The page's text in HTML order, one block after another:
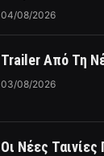
04/08/2026
Trailer Από Τη
03/08/2026
Οι Νέες